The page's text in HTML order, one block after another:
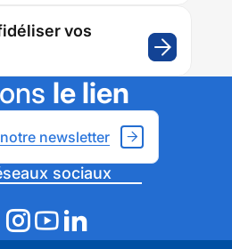
du
:
le
vos
:
le lien
newsletter
sociaux